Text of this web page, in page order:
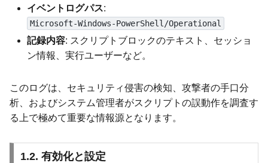
イベントログパス:
Microsoft-Windows-PowerShell/Operational
記録内容: スクリプトブロックのテキスト、セッショ
ン情報、実行ユーザーなど。
このログは、セキュリティ侵害の検知、攻撃者の手口分
析、およびシステム管理者がスクリプトの誤動作を調査す
る上で極めて重要な情報源となります。
1.2. 有効化と設定